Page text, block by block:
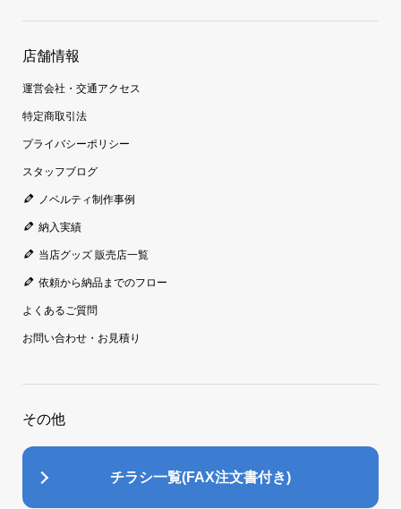
店舗情報
運営会社・交通アクセス
特定商取引法
プライバシーポリシー
スタッフブログ
ノベルティ制作事例
納入実績
当店グッズ 販売店一覧
依頼から納品までのフロー
よくあるご質問
お問い合わせ・お見積り
その他
チラシ一覧(FAX注文書付き)